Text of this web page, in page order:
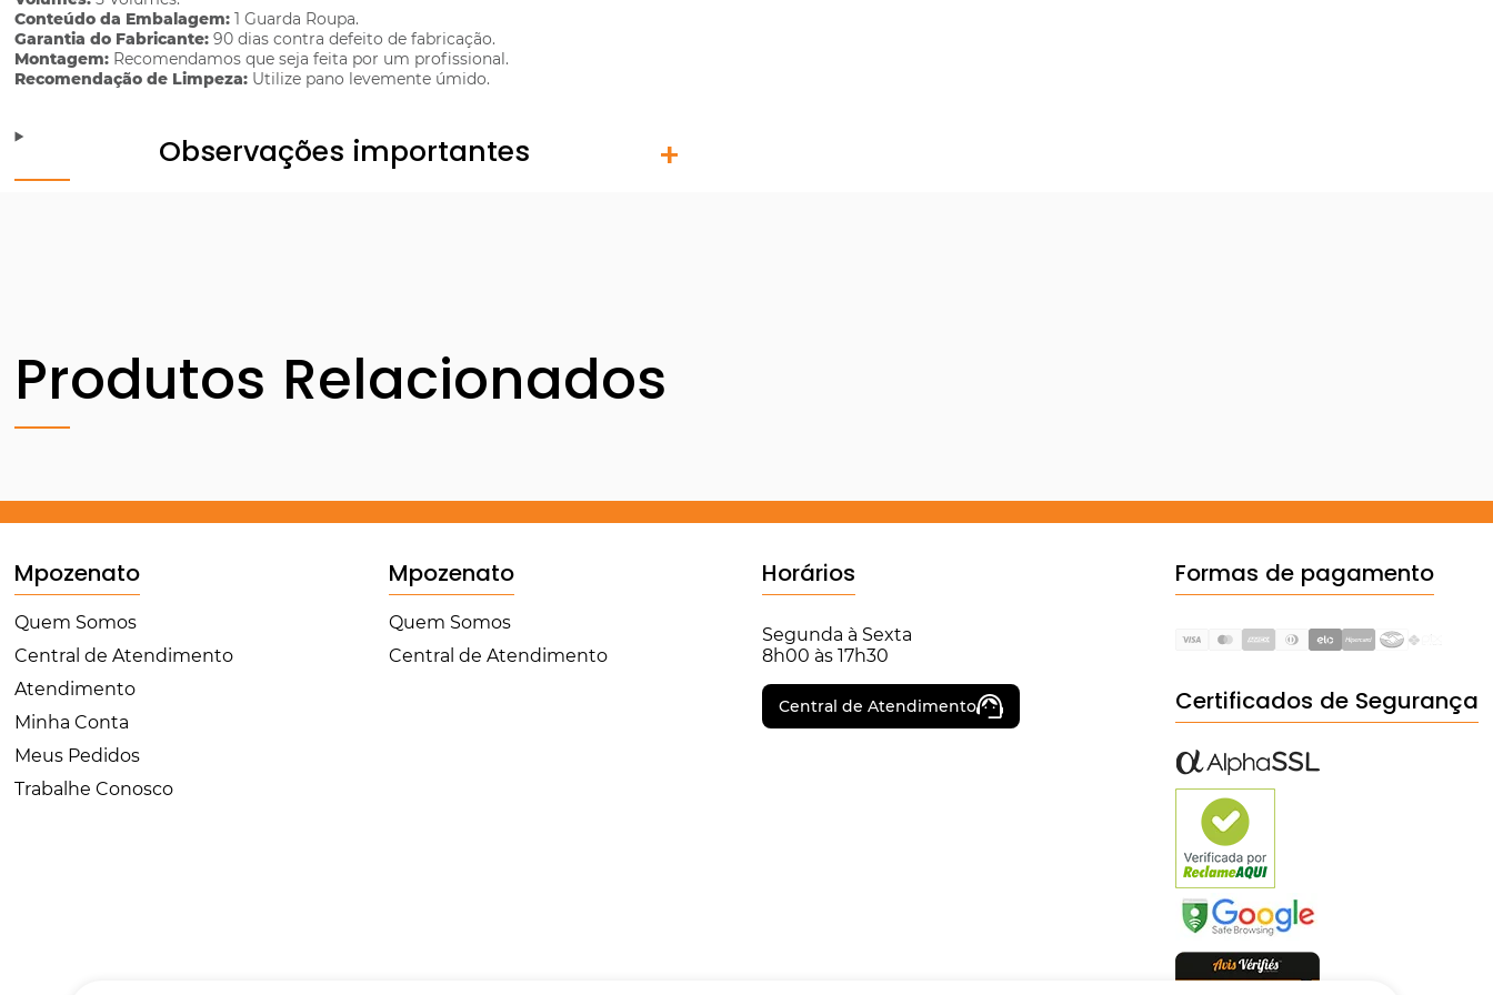
Conteúdo da Embalagem:1 Guarda Roupa.
Garantia do Fabricante:90 dias contra defeito de fabricação.
Montagem: Recomendamos que seja feita por um profissional.
Recomendação de Limpeza: Utilize pano levemente úmido.
Observações importantes
Produtos Relacionados
Mpozenato
Quem Somos
Central de Atendimento
Atendimento
Minha Conta
Meus Pedidos
Trabalhe Conosco
Mpozenato
Quem Somos
Central de Atendimento
Horários
Segunda à Sexta
8h00 às 17h30
Central de Atendimento
Formas de pagamento
Certificados de Segurança